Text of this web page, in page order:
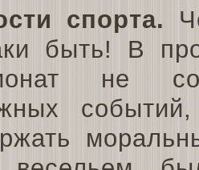
спорта.
быть! В
не